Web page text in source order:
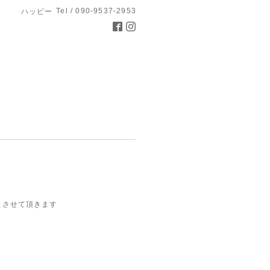
ハッピー Tel / 090-9537-2953
せて頂きます